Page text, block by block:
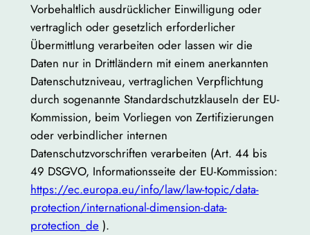
Vorbehaltlich ausdrücklicher Einwilligung oder
vertraglich oder gesetzlich erforderlicher
Übermittlung verarbeiten oder lassen wir die
Daten nur in Drittländern mit einem anerkannten
Datenschutzniveau, vertraglichen Verpflichtung
durch sogenannte Standardschutzklauseln der EU-
Kommission, beim Vorliegen von Zertifizierungen
oder verbindlicher internen
Datenschutzvorschriften verarbeiten (Art. 44 bis
49 DSGVO, Informationsseite der EU-Kommission:
https://ec.europa.eu/info/law/law-topic/data-
protection/international-dimension-data-
protection_de ).